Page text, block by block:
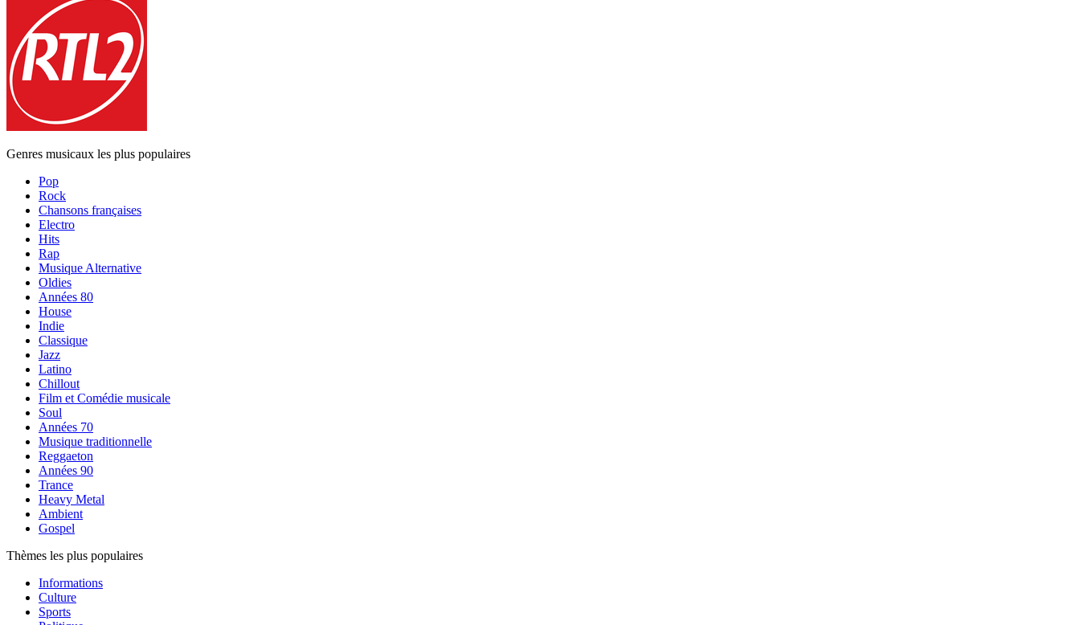
Genres musicaux les plus populaires
Pop
Rock
Chansons françaises
Electro
Hits
Rap
Musique Alternative
Oldies
Années 80
House
Indie
Classique
Jazz
Latino
Chillout
Film et Comédie musicale
Soul
Années 70
Musique traditionnelle
Reggaeton
Années 90
Trance
Heavy Metal
Ambient
Gospel
Thèmes les plus populaires
Informations
Culture
Sports